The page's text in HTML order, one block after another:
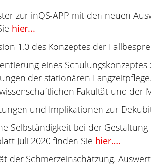
zur inQS-APP mit den neuen
hier...
1.0 des Konzeptes der
eines
der stationären
Fakultät und der
und Implikationen zur
Selbständigkeit bei der
Juli 2020 finden Sie hier….
der Schmerzeinschätzung.